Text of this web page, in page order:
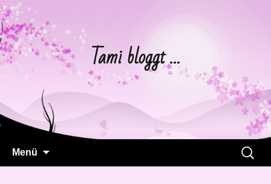
Tami bloggt …
Menü
Suchen
nach: